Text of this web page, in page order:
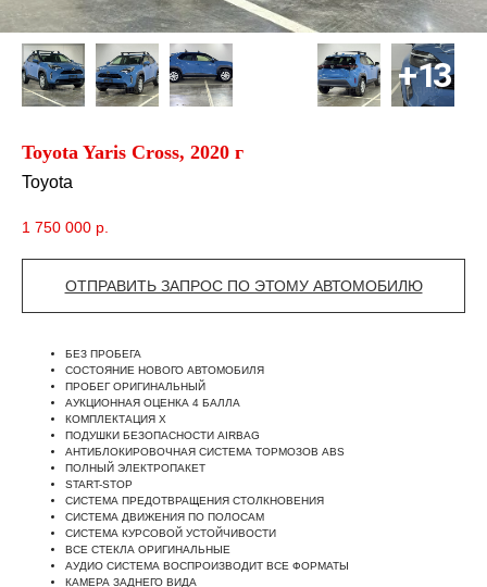
Toyota Yaris Cross, 2020 г
Toyota
1 750 000 р.
ОТПРАВИТЬ ЗАПРОС ПО ЭТОМУ АВТОМОБИЛЮ
БЕЗ ПРОБЕГА
СОСТОЯНИЕ НОВОГО АВТОМОБИЛЯ
ПРОБЕГ ОРИГИНАЛЬНЫЙ
АУКЦИОННАЯ ОЦЕНКА 4 БАЛЛА
КОМПЛЕКТАЦИЯ X
ПОДУШКИ БЕЗОПАСНОСТИ AIRBAG
АНТИБЛОКИРОВОЧНАЯ СИСТЕМА ТОРМОЗОВ ABS
ПОЛНЫЙ ЭЛЕКТРОПАКЕТ
START-STOP
СИСТЕМА ПРЕДОТВРАЩЕНИЯ СТОЛКНОВЕНИЯ
СИСТЕМА ДВИЖЕНИЯ ПО ПОЛОСАМ
СИСТЕМА КУРСОВОЙ УСТОЙЧИВОСТИ
ВСЕ СТЕКЛА ОРИГИНАЛЬНЫЕ
АУДИО СИСТЕМА ВОСПРОИЗВОДИТ ВСЕ ФОРМАТЫ
КАМЕРА ЗАДНЕГО ВИДА